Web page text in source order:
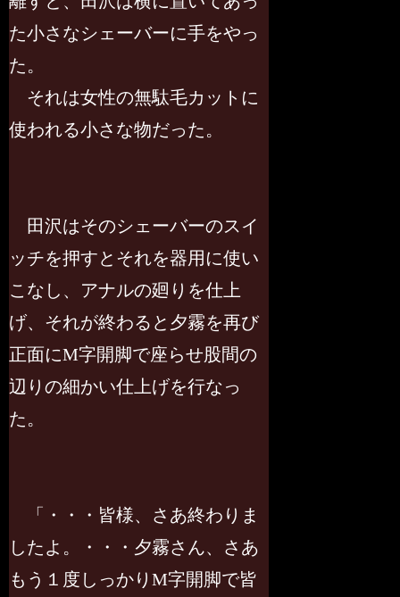
た小さなシェーバーに手をやっ
た。
それは女性の無駄毛カットに
使われる小さな物だった。
田沢はそのシェーバーのスイ
ッチを押すとそれを器用に使い
こなし、アナルの廻りを仕上
げ、それが終わると夕霧を再び
正面にM字開脚で座らせ股間の
辺りの細かい仕上げを行なっ
た。
「・・・皆様、さあ終わりま
したよ。・・・夕霧さん、さあ
もう１度しっかりM字開脚で皆